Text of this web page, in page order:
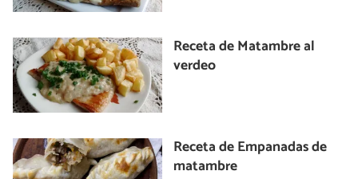
Receta de Matambre al
verdeo
Receta de Empanadas de
matambre